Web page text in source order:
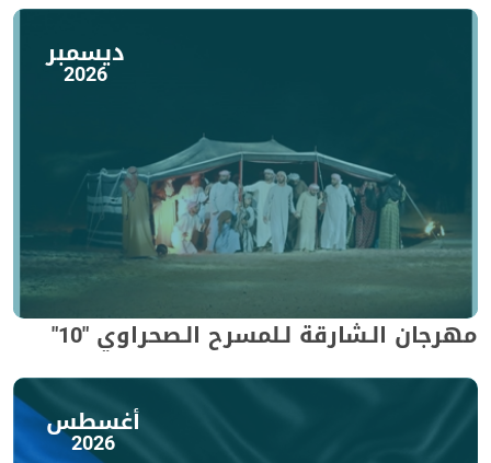
ديسمبر
2026
مهرجان الـشارقة لـلمسرح الـصحراوي "10"
أغسطس
2026